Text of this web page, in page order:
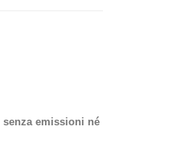
senza emissioni né